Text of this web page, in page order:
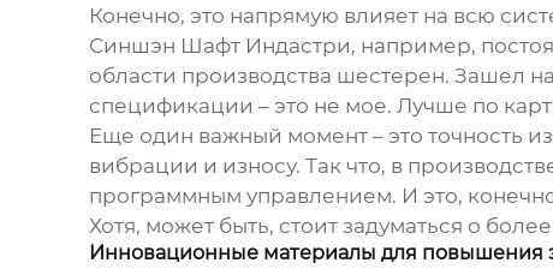
Конечно, это напрямую влияет на всю
Синшэн Шафт Индастри, например,
области производства шестерен. Зашел
спецификации – это не мое. Лучше по
Еще один важный момент – это точность
вибрации и износу. Так что, в
программным управлением. И это,
Хотя, может быть, стоит задуматься о
Инновационные материалы для повышения